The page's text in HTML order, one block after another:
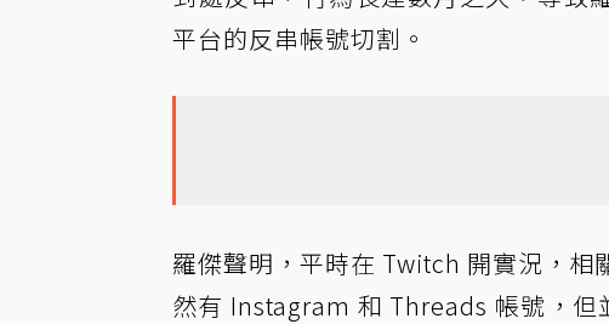
平台的反串帳號切割。
羅傑聲明，平時在 Twitch 開實況，相
然有 Instagram 和 Threads 帳號，